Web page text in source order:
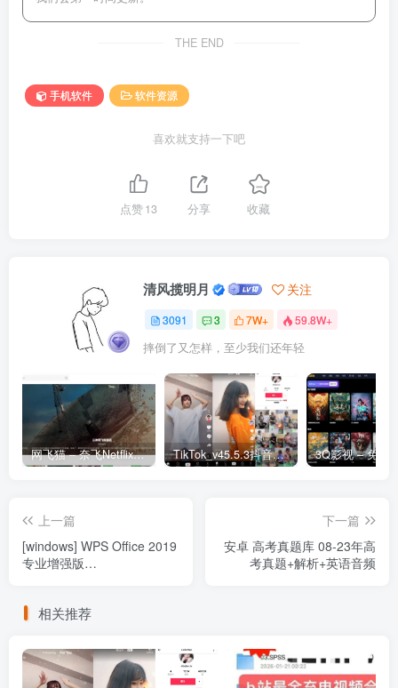
THE END
手机软件 软件资源
喜欢就支持一下吧
点赞13 分享 收藏
清风揽明月 关注
3091 3 7W+ 59.8W+
摔倒了又怎样，至少我们还年轻
网飞猫 – 奈飞Netflix免费看 TikTok_v45.5.3抖音国际版_免拔卡解锁全球版
上一篇
[windows] WPS Office 2019
专业增强版
定制版
下一篇
安卓 高考真题库 08-23年高
考真题+解析+英语音频
相关推荐